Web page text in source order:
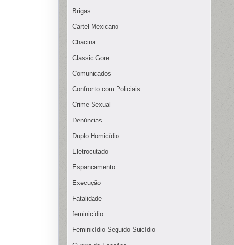
Brigas
Cartel Mexicano
Chacina
Classic Gore
Comunicados
Confronto com Policiais
Crime Sexual
Denúncias
Duplo Homicídio
Eletrocutado
Espancamento
Execução
Fatalidade
feminicídio
Feminicídio Seguido Suicídio